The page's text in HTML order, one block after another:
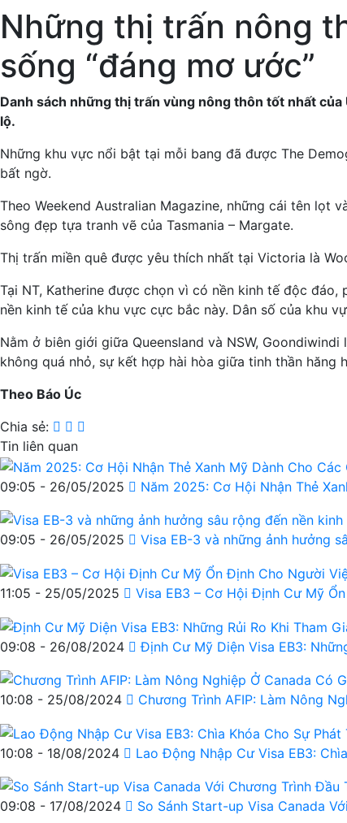
Những thị trấn nông
sống “đáng mơ ước”
Danh sách những thị trấn vùng nông thôn tốt nhất
lộ.
Những khu vực nổi bật tại mỗi bang đã được The
bất ngờ.
Theo Weekend Australian Magazine, những cái tên lọt
sông đẹp tựa tranh vẽ của Tasmania – Margate.
Thị trấn miền quê được yêu thích nhất tại Victoria là
Tại NT, Katherine được chọn vì có nền kinh tế độc
nền kinh tế của khu vực cực bắc này. Dân số của khu
Nằm ở biên giới giữa Queensland và NSW,
không quá nhỏ, sự kết hợp hài hòa giữa tinh thần hăng
Theo Báo Úc
Chia sẻ:
Tin liên quan
09:05 - 26/05/2025 Năm 2025: Cơ Hội Nhận Thẻ
09:05 - 26/05/2025 Visa EB-3 và những ảnh hưởng
11:05 - 25/05/2025 Visa EB3 – Cơ Hội Định Cư Mỹ
09:08 - 26/08/2024 Định Cư Mỹ Diện Visa EB3:
10:08 - 25/08/2024 Chương Trình AFIP: Làm Nông
10:08 - 18/08/2024 Lao Động Nhập Cư Visa EB3:
09:08 - 17/08/2024 So Sánh Start-up Visa Canada